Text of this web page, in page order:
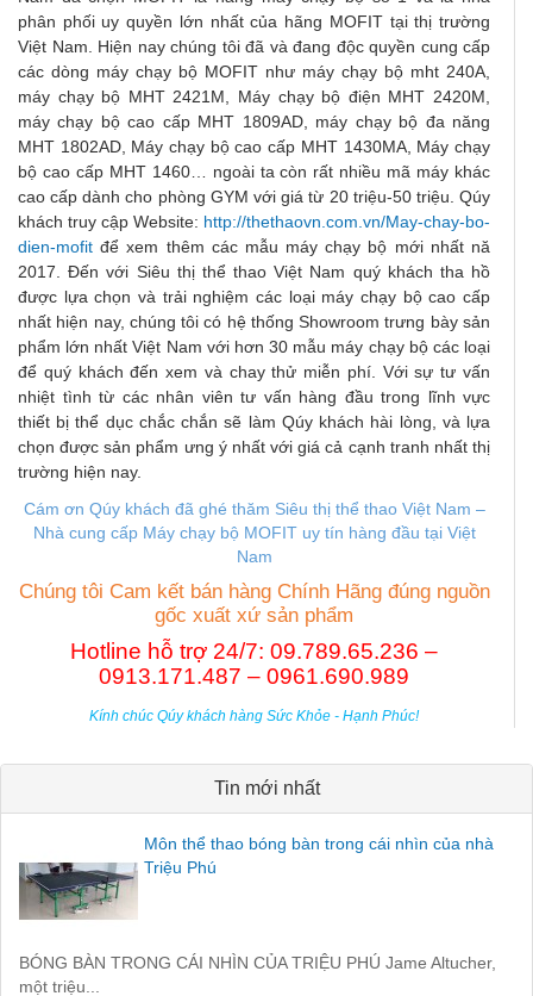
phân phối uy quyền lớn nhất của hãng MOFIT tại thị trường
Việt Nam. Hiện nay chúng tôi đã và đang độc quyền cung cấp
các dòng máy chạy bộ MOFIT như máy chạy bộ mht 240A,
máy chạy bộ MHT 2421M, Máy chạy bộ điện MHT 2420M,
máy chạy bộ cao cấp MHT 1809AD, máy chạy bộ đa năng
MHT 1802AD, Máy chạy bộ cao cấp MHT 1430MA, Máy chạy
bộ cao cấp MHT 1460… ngoài ta còn rất nhiều mã máy khác
cao cấp dành cho phòng GYM với giá từ 20 triệu-50 triệu. Qúy
khách truy cập Website: http://thethaovn.com.vn/May-chay-bo-
dien-mofit để xem thêm các mẫu máy chạy bộ mới nhất nă
2017. Đến với Siêu thị thể thao Việt Nam quý khách tha hồ
được lựa chọn và trải nghiệm các loại máy chạy bộ cao cấp
nhất hiện nay, chúng tôi có hệ thống Showroom trưng bày sản
phẩm lớn nhất Việt Nam với hơn 30 mẫu máy chạy bộ các loại
để quý khách đến xem và chay thử miễn phí. Với sự tư vấn
nhiệt tình từ các nhân viên tư vấn hàng đầu trong lĩnh vực
thiết bị thể dục chắc chắn sẽ làm Qúy khách hài lòng, và lựa
chọn được sản phẩm ưng ý nhất với giá cả cạnh tranh nhất thị
trường hiện nay.
Cám ơn Qúy khách đã ghé thăm Siêu thị thể thao Việt Nam –
Nhà cung cấp Máy chạy bộ MOFIT uy tín hàng đầu tại Việt
Nam
Chúng tôi Cam kết bán hàng Chính Hãng đúng nguồn
gốc xuất xứ sản phẩm
Hotline hỗ trợ 24/7: 09.789.65.236 –
0913.171.487 – 0961.690.989
Kính chúc Qúy khách hàng Sức Khỏe - Hạnh Phúc!
Tin mới nhất
Môn thể thao bóng bàn trong cái nhìn của nhà
Triệu Phú
BÓNG BÀN TRONG CÁI NHÌN CỦA TRIỆU PHÚ Jame Altucher,
một triệu...